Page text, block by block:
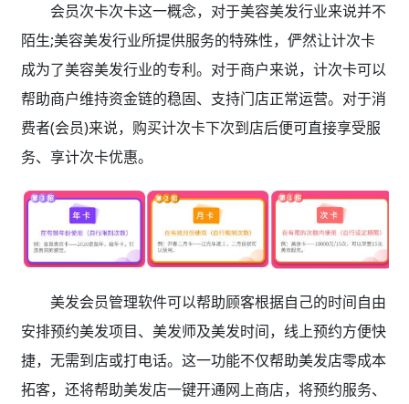
会员次卡次卡这一概念，对于美容美发行业来说并不
陌生;美容美发行业所提供服务的特殊性，俨然让计次卡
成为了美容美发行业的专利。对于商户来说，计次卡可以
帮助商户维持资金链的稳固、支持门店正常运营。对于消
费者(会员)来说，购买计次卡下次到店后便可直接享受服
务、享计次卡优惠。
美发会员管理软件可以帮助顾客根据自己的时间自由
安排预约美发项目、美发师及美发时间，线上预约方便快
捷，无需到店或打电话。这一功能不仅帮助美发店零成本
拓客，还将帮助美发店一键开通网上商店，将预约服务、